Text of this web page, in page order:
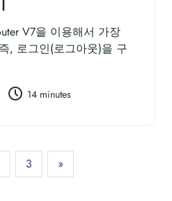
V7을 이용해서 가장
, 로그인(로그아웃)을 구
14 minutes
3 »